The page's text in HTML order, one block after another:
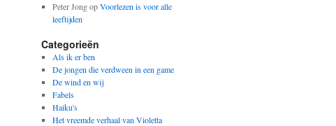
Peter JongopVoorlezen is voor alle
leeftijden
Categorieën
Als ik er ben
De jongen die verdween in een game
De wind en wij
Fabels
Haiku's
Het vreemde verhaal van Violetta